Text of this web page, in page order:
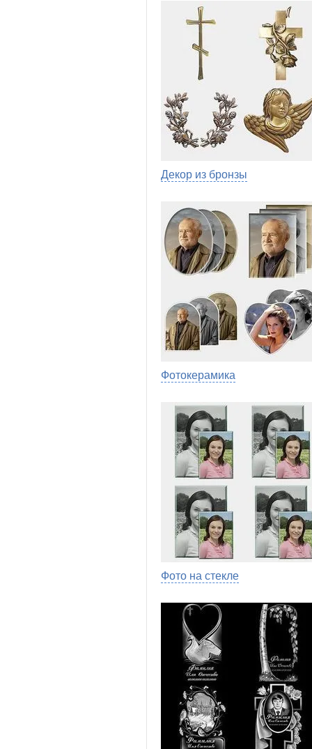
Декор из бронзы
Фотокерамика
Фото на стекле